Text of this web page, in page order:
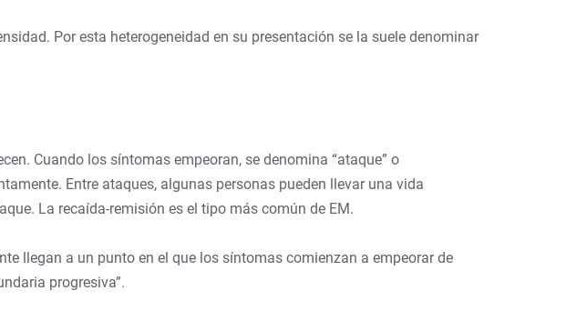
Por esta heterogeneidad en su presentación se la suele denominar
Cuando los síntomas empeoran, se denomina “ataque” o
Entre ataques, algunas personas pueden llevar una vida
La recaída-remisión es el tipo más común de EM.
llegan a un punto en el que los síntomas comienzan a empeorar de
progresiva”.